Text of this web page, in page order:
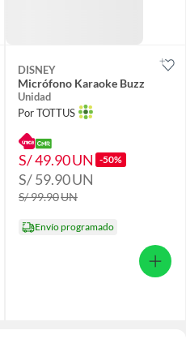
DISNEY
Micrófono Karaoke Buzz
Unidad
Por TOTTUS
S/ 49.90UN -50%
S/ 59.90UN
S/ 99.90UN
Envío programado